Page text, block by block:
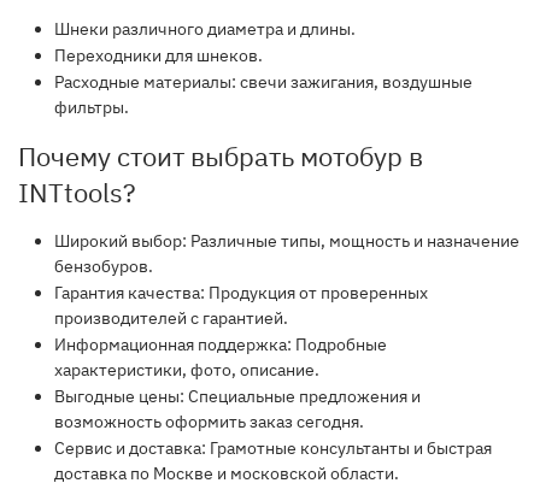
Шнеки различногодиаметра и длины.
Переходники для шнеков.
Расходные материалы: свечи зажигания, воздушные
фильтры.
Почему стоит выбрать мотобур в
INTtools?
Широкий выбор: Различные типы, мощность и назначение
бензобуров.
Гарантия качества: Продукцияот проверенных
производителей с гарантией.
Информационная поддержка: Подробные
характеристики, фото, описание.
Выгодные цены: Специальные предложения и
возможностьоформитьзаказ сегодня.
Сервис и доставка: Грамотные консультанты и быстрая
доставка по Москве и московской области.